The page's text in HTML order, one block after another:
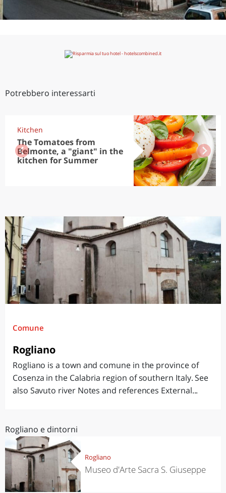
Potrebbero interessarti
Kitchen
The Tomatoes from
Belmonte, a "giant" in the
kitchen for Summer
Comune
Rogliano
Rogliano is a town and comune in the province of
Cosenza in the Calabria region of southern Italy. See
also Savuto river Notes and references External...
Rogliano e dintorni
Rogliano
Museo d'Arte Sacra S. Giuseppe